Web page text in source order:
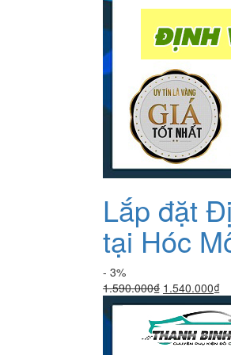
Lắp đặt
tại Hóc
- 3%
1.590.000₫ Giá
gốc
là:
1.590.000₫.
1.540.000₫Giá
tại
là: